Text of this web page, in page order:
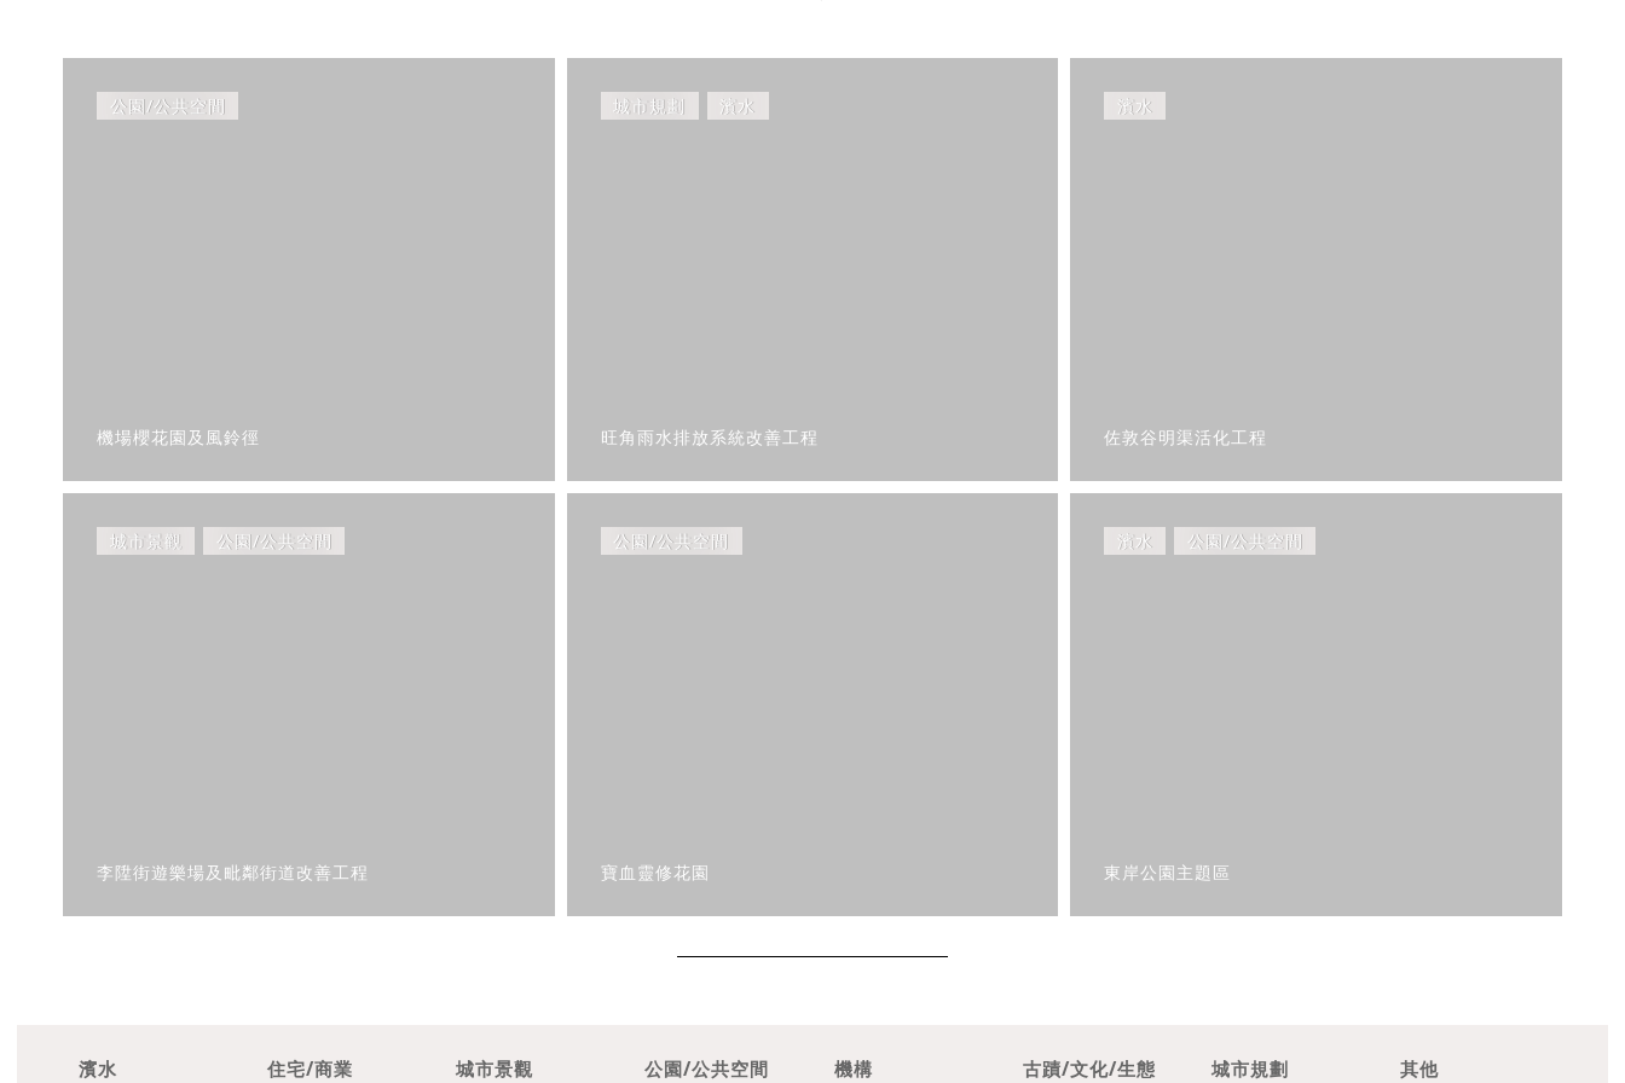
公園/公共空間
機場櫻花園及風鈴徑
城市規劃 濱水
旺角雨水排放系統改善工程
濱水
佐敦谷明渠活化工程
城市景觀 公園/公共空間
李陞街遊樂場及毗鄰街道改善工程
公園/公共空間
寶血靈修花園
濱水 公園/公共空間
東岸公園主題區
濱水 住宅/商業 城市景觀 公園/公共空間 機構 古蹟/文化/生態 城市規劃 其他